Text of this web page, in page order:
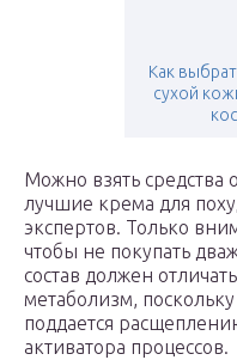
Как
сухой
Можно взять
лучшие крема для
экспертов. Только
чтобы не покупать
состав должен
метаболизм,
поддается
активатора процессов.